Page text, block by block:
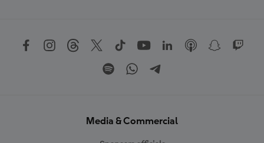
Media & Commercial